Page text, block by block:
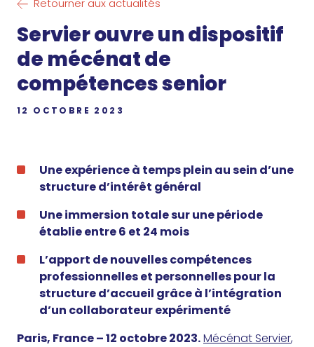
Retourner aux actualités
Servier ouvre un dispositif
de mécénat de
compétences senior
12 OCTOBRE 2023
Une expérience à temps plein au sein d’une
structure d’intérêt général
Une immersion totale sur une période
établie entre 6 et 24 mois
L’apport de nouvelles compétences
professionnelles et personnelles pour la
structure d’accueil grâce à l’intégration
d’un collaborateur expérimenté
Paris, France – 12 octobre 2023.Mécénat Servier,